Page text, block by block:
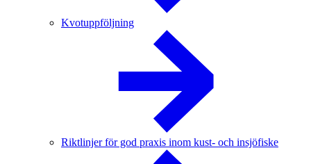
Kvotuppföljning
Riktlinjer för god praxis inom kust- och insjöfiske